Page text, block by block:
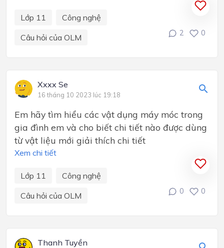
Lớp 11
Công nghệ
Câu hỏi của OLM
2 0
Xxxx Se
16 tháng 10 2023 lúc 19:18
Em hãy tìm hiểu các vật dụng máy móc trong
gia đình em và cho biết chi tiết nào được dùng
từ vật liệu mới giải thích chi tiết
Xem chi tiết
Lớp 11
Công nghệ
Câu hỏi của OLM
0 0
Thanh Tuyền